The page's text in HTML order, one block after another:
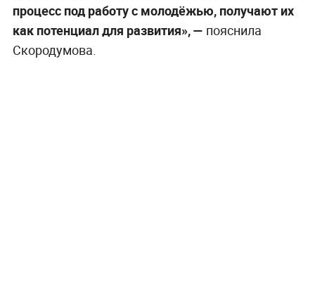
процесс под работу с молодёжью, получают их
как потенциал для развития», — пояснила
Скородумова.